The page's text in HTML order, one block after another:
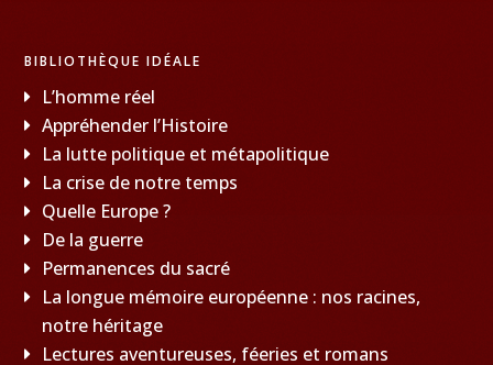
BIBLIOTHÈQUE IDÉALE
L’homme réel
Appréhender l’Histoire
La lutte politique et métapolitique
La crise de notre temps
Quelle Europe ?
De la guerre
Permanences du sacré
La longue mémoire européenne : nos racines,
notre héritage
Lectures aventureuses, féeries et romans